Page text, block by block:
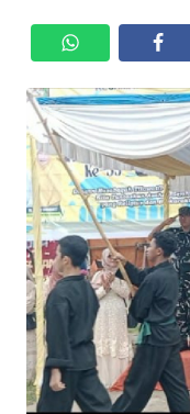
KHAS
HUKRIM
PERISTIWA
Informasi
INDEKS
BERITA
KONTAK